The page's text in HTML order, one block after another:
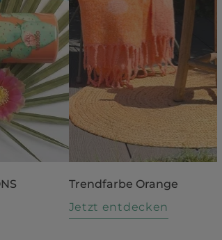
Trendfarbe Orange
Jetzt entdecken